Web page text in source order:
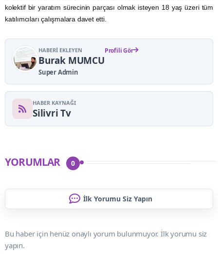
kolektif bir yaratım sürecinin parçası olmak isteyen 18 yaş üzeri tüm
katılımcıları çalışmalara davet etti.
HABERI EKLEYEN
Burak MUMCU
Super Admin
Profili Gör
HABER KAYNAĞI
Silivri Tv
YORUMLAR 0
İlk Yorumu Siz Yapın
Bu haber için henüz onaylı yorum bulunmuyor. İlk yorumu siz
yapın.